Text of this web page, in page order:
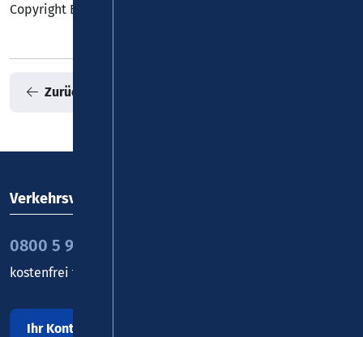
Copyright Bild: © VG Mendig/Lichter
Zurück zur Übersicht
Verkehrsverbund Rhein-Mosel GmbH
0800 5 986 986
kostenfrei täglich 8 - 20 Uhr
Ihr Kontakt zu uns